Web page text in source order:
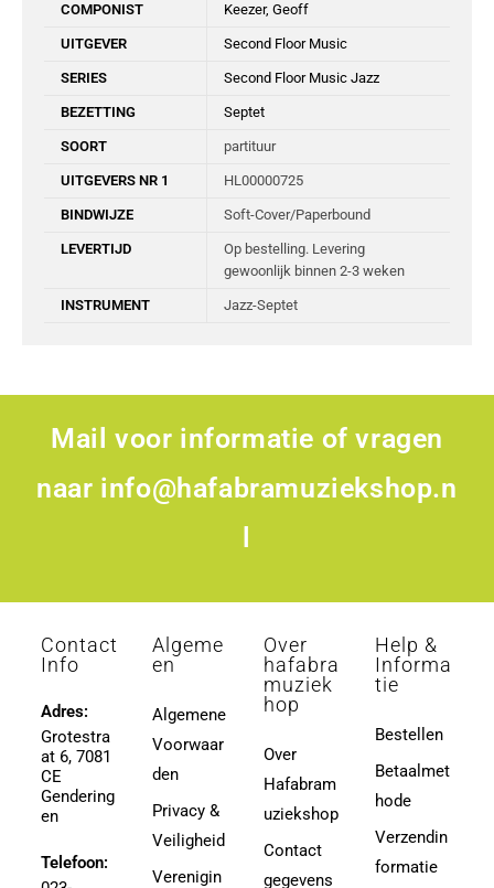
COMPONIST Keezer, Geoff
UITGEVER Second Floor Music
SERIES Second Floor Music Jazz
BEZETTING Septet
SOORT partituur
UITGEVERS NR 1 HL00000725
BINDWIJZE Soft-Cover/Paperbound
LEVERTIJD
Op bestelling. Levering
gewoonlijk binnen 2-3 weken
INSTRUMENT Jazz-Septet
Mail voor informatie of vragen
naar info@hafabramuziekshop.n
Contact
Info
Adres:
Grotestra
at 6, 7081
CE
Gendering
en
Telefoon:
Algeme
en
Algemene
Voorwaar
den
Privacy &
Veiligheid
Verenigin
Over
hafabra
muziek
hop
Over
Hafabram
uziekshop
Contact
gegevens
Help &
Informa
tie
Bestellen
Betaalmet
hode
Verzendin
formatie